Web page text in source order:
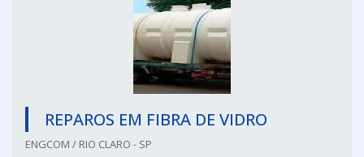
REPAROS EM FIBRA DE VIDRO
ENGCOM / RIO CLARO - SP